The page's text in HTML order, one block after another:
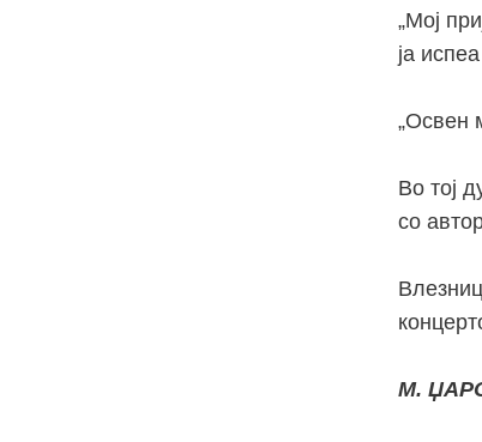
„Мој
ја
„Освен
Во тој
со
М.